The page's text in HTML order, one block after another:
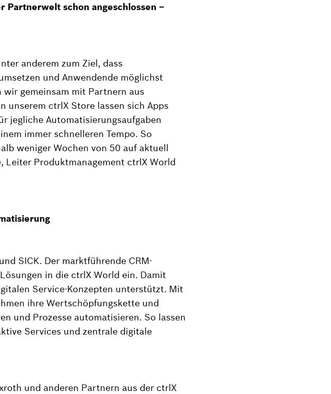
Partnerwelt schon angeschlossen –
anderem zum Ziel, dass
und Anwendende möglichst
gemeinsam mit Partnern aus
unserem ctrlX Store lassen sich Apps
jegliche Automatisierungsaufgaben
immer schnelleren Tempo. So
weniger Wochen von 50 auf aktuell
Leiter Produktmanagement ctrlX World
SICK. Der marktführende CRM-
in die ctrlX World ein. Damit
Service-Konzepten unterstützt. Mit
ihre Wertschöpfungskette und
und Prozesse automatisieren. So lassen
Services und zentrale digitale
und anderen Partnern aus der ctrlX